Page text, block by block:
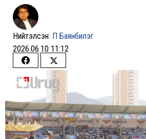
Нийтэлсэн: П Баянбилэг
2026.06.10 11:12
Share
on
Facebook
Share
on
Twitter